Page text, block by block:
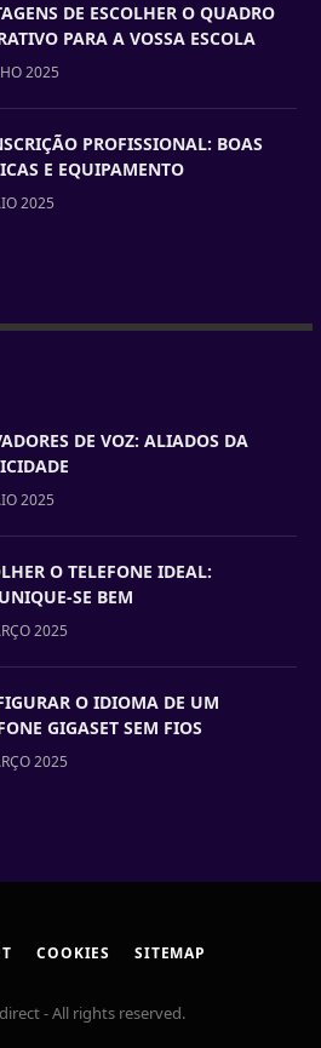
DE ESCOLHER O QUADRO
PARA A VOSSA ESCOLA
2025
PROFISSIONAL: BOAS
E EQUIPAMENTO
2025
DE VOZ: ALIADOS DA
2025
O TELEFONE IDEAL:
SE BEM
2025
O IDIOMA DE UM
GIGASET SEM FIOS
2025
COOKIES SITEMAP
- All rights reserved.